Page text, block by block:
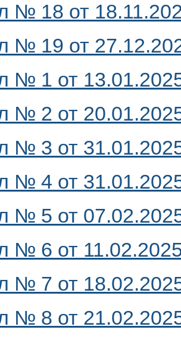
№ 18 от
№ 19 от
№ 1 от
№ 2 от
№ 3 от
№ 4 от
№ 5 от
№ 6 от 11.02.2025
№ 7 от
№ 8 от